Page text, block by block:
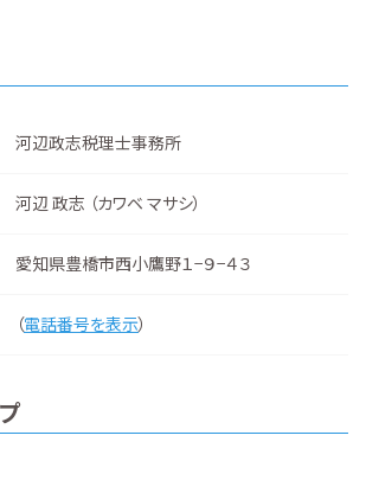
河辺政志税理士事務所
河辺 政志 （カワベ マサシ）
愛知県豊橋市西小鷹野１−９−４３
（電話番号を表示）